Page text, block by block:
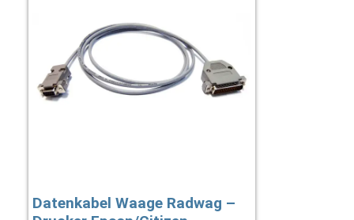
Datenkabel Waage Radwag –